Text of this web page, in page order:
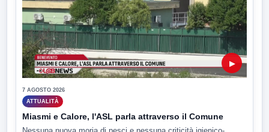
▶
7 AGOSTO 2026
ATTUALITÀ
Miasmi e Calore, l'ASL parla attraverso il Comune